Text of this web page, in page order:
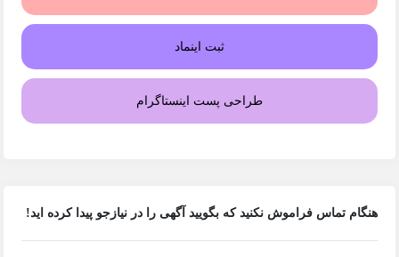
ثبت اینماد
طراحی پست اینستاگرام
هنگام تماس فراموش نکنید که بگویید آگهی را درنیازجوپیدا کرده اید!